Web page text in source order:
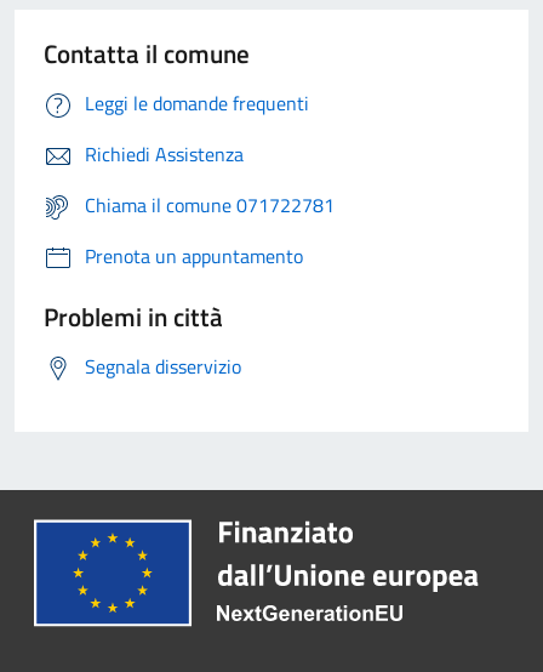
Contatta il comune
Leggi le domande frequenti
Richiedi Assistenza
Chiama il comune 071722781
Prenota un appuntamento
Problemi in città
Segnala disservizio